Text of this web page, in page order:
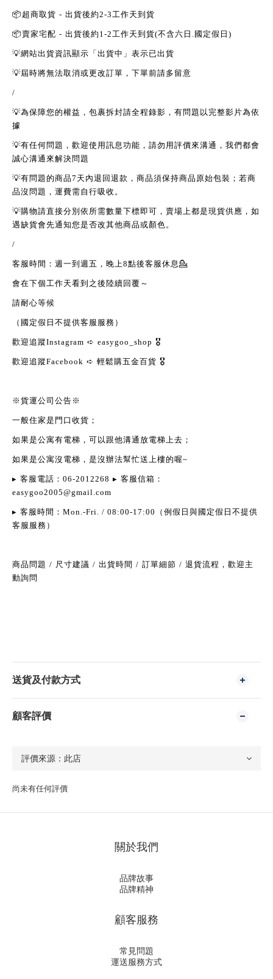
📦 超商取貨 - 出貨後約2-3 工作天到貨
📦賣家宅配 - 出貨後約 1-2 工作天到貨(不含六日 國定假日 )
💡網站出貨資訊顯示「出貨中」表示已出貨
💡屆時將無法取消或更改訂單，下單前請多留意
/
💡為保障您的權益，包裹拆封請全程錄影，有問題以完整影片為依
據
💡有任何問題，歡迎使用訊息功能，請勿用評價來溝通，我們都會
誠心溝通來解決問題
💡有問題的商品7 天內退回退款，商品須保持商品原始包裝；若商
品沒問題，運費需自行吸收。
💡購物請直接分別依所需數量下標即可，賣場上都是現貨供應，如
遇缺貨會先通知您是否改其他商品或顏色。
/
客服時間：週一到週五，晚上8點後客服休息 💁
會在下個工作天看到之後陸續回覆～
請耐心等候
（國定假日不提供客服服務）
歡迎追蹤Instagram ➪ easygoo_shop 🎖
歡迎追蹤Facebook ➪ 輕鬆購五金百貨 🎖
※貨運公司公告※
一般住家是門口收貨；
如果是公寓有電梯，可以跟他溝通放電梯上去；
如果是公寓沒電梯，是沒辦法幫忙送上樓的喔~
▸ 客服電話： 06-2012268 ▸ 客服信箱：
easygoo2005@gmail.com
▸ 客服時間： Mon.-Fri. / 08:00-17:00
（例假日與國定假日不提供
客服服務）
商品問題 / 尺寸建議 / 出貨時間 / 訂單細節 / 退貨流程，歡迎主
動詢問
送貨及付款方式
顧客評價
尚未有任何評價
關於我們
品牌故事
品牌精神
顧客服務
常見問題
運送服務方式